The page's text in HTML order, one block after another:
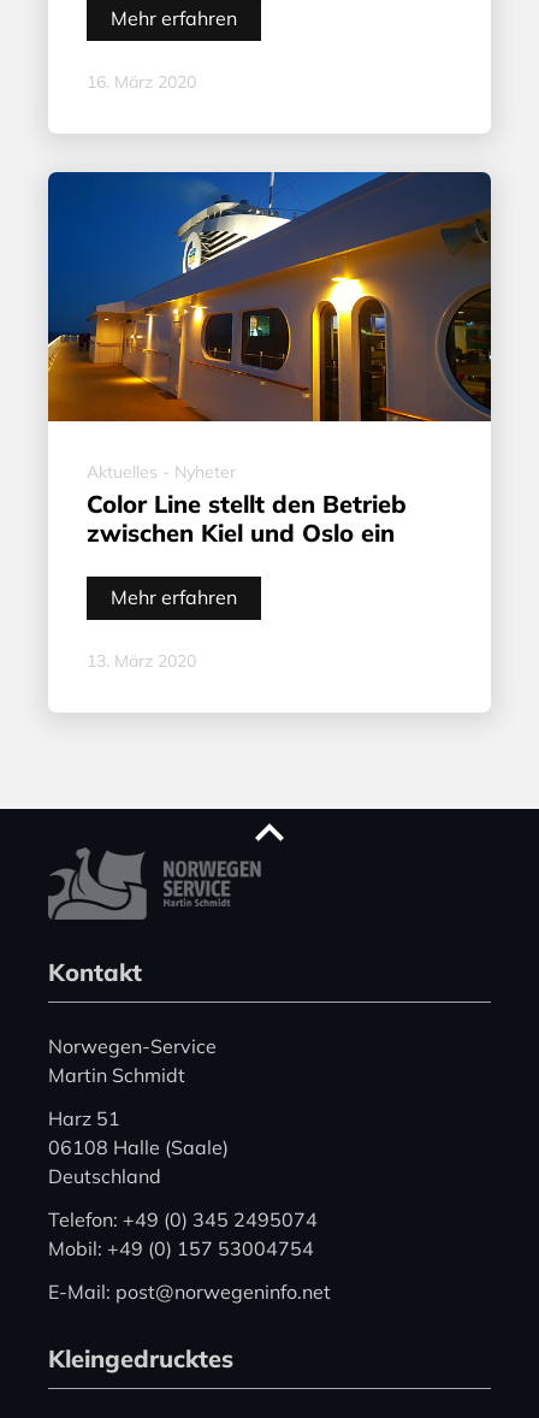
Mehr erfahren
16. März 2020
Aktuelles - Nyheter
Color Line stellt den Betrieb
zwischen Kiel und Oslo ein
Mehr erfahren
13. März 2020
Kontakt
Norwegen-Service
Martin Schmidt
Harz 51
06108 Halle (Saale)
Deutschland
Telefon: +49 (0) 345 2495074
Mobil: +49 (0) 157 53004754
E-Mail: post@norwegeninfo.net
Kleingedrucktes